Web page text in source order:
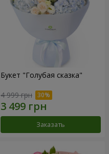
Букет "Голубая сказка"
4 999 грн
Заказать